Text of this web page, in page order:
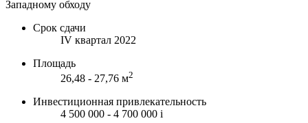
Западному обходу
Срок сдачи
IV квартал 2022
Площадь
26,48 - 27,76 м2
Инвестиционная привлекательность
4 500 000 - 4 700 000 i